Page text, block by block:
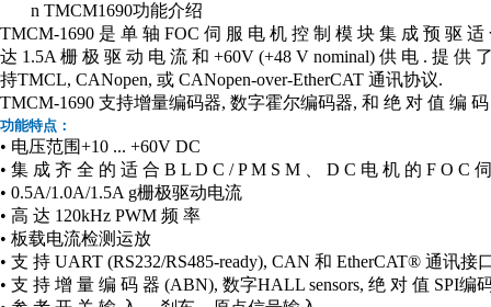
n TMCM1690功能介绍
TMCM-1690 是 单 轴 FOC 伺 服 电 机 控 制 模 块 集 成 预 驱
达 1.5A 栅 极 驱 动 电 流 和 +60V (+48 V nominal) 供 电 . 提 供
持TMCL, CANopen, 或 CANopen-over-EtherCAT 通讯协议.
TMCM-1690 支持增量编码器, 数字霍尔编码器, 和 绝 对 值 编
功能特点 ：
• 电压范围+10 ... +60V DC
• 集 成 齐 全 的 适 合 B L D C / P M S M 、 D C 电 机 的 F O C
• 0.5A/1.0A/1.5A g栅极驱动电流
• 高 达 120kHz PWM 频 率
• 板载电流检测运放
• 支 持 UART (RS232/RS485-ready), CAN 和 EtherCAT® 通讯接
• 支 持 增 量 编 码 器 (ABN), 数字HALL sensors, 绝 对 值 SPI编